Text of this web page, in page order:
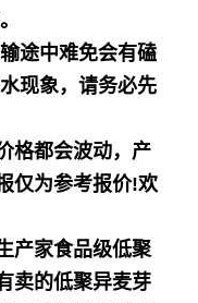
途中难免会有磕
现象，请务必先
格都会波动，产
仅为参考报价!欢
产家食品级低聚
卖的低聚异麦芽